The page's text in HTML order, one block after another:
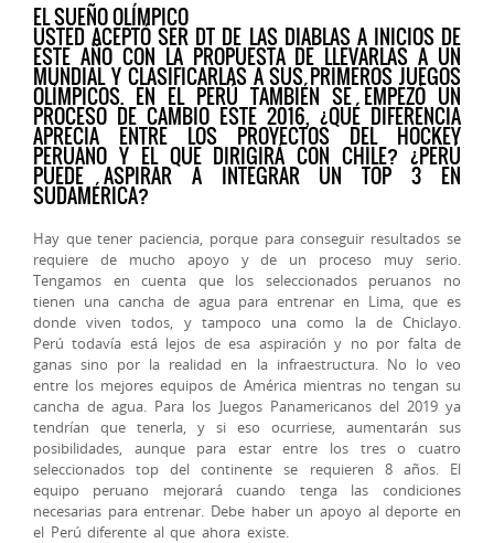
EL SUEÑO OLÍMPICO
USTED ACEPTÓ SER DT DE LAS DIABLAS A INICIOS DE
ESTE AÑO CON LA PROPUESTA DE LLEVARLAS A UN
MUNDIAL Y CLASIFICARLAS A SUS PRIMEROS JUEGOS
OLÍMPICOS. EN EL PERÚ TAMBIÉN SE EMPEZÓ UN
PROCESO DE CAMBIO ESTE 2016, ¿QUÉ DIFERENCIA
APRECIA ENTRE LOS PROYECTOS DEL HOCKEY
PERUANO Y EL QUE DIRIGIRÁ CON CHILE? ¿PERÚ
PUEDE ASPIRAR A INTEGRAR UN TOP 3 EN
SUDAMÉRICA?
Hay que tener paciencia, porque para conseguir resultados se
requiere de mucho apoyo y de un proceso muy serio.
Tengamos en cuenta que los seleccionados peruanos no
tienen una cancha de agua para entrenar en Lima, que es
donde viven todos, y tampoco una como la de Chiclayo.
Perú todavía está lejos de esa aspiración y no por falta de
ganas sino por la realidad en la infraestructura. No lo veo
entre los mejores equipos de América mientras no tengan su
cancha de agua. Para los Juegos Panamericanos del 2019 ya
tendrían que tenerla, y si eso ocurriese, aumentarán sus
posibilidades, aunque para estar entre los tres o cuatro
seleccionados top del continente se requieren 8 años. El
equipo peruano mejorará cuando tenga las condiciones
necesarias para entrenar. Debe haber un apoyo al deporte en
el Perú diferente al que ahora existe.